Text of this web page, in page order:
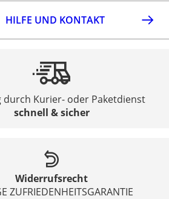
HILFE UND KONTAKT
durch Kurier- oder Paketdienst
schnell & sicher
Widerrufsrecht
ZUFRIEDENHEITSGARANTIE